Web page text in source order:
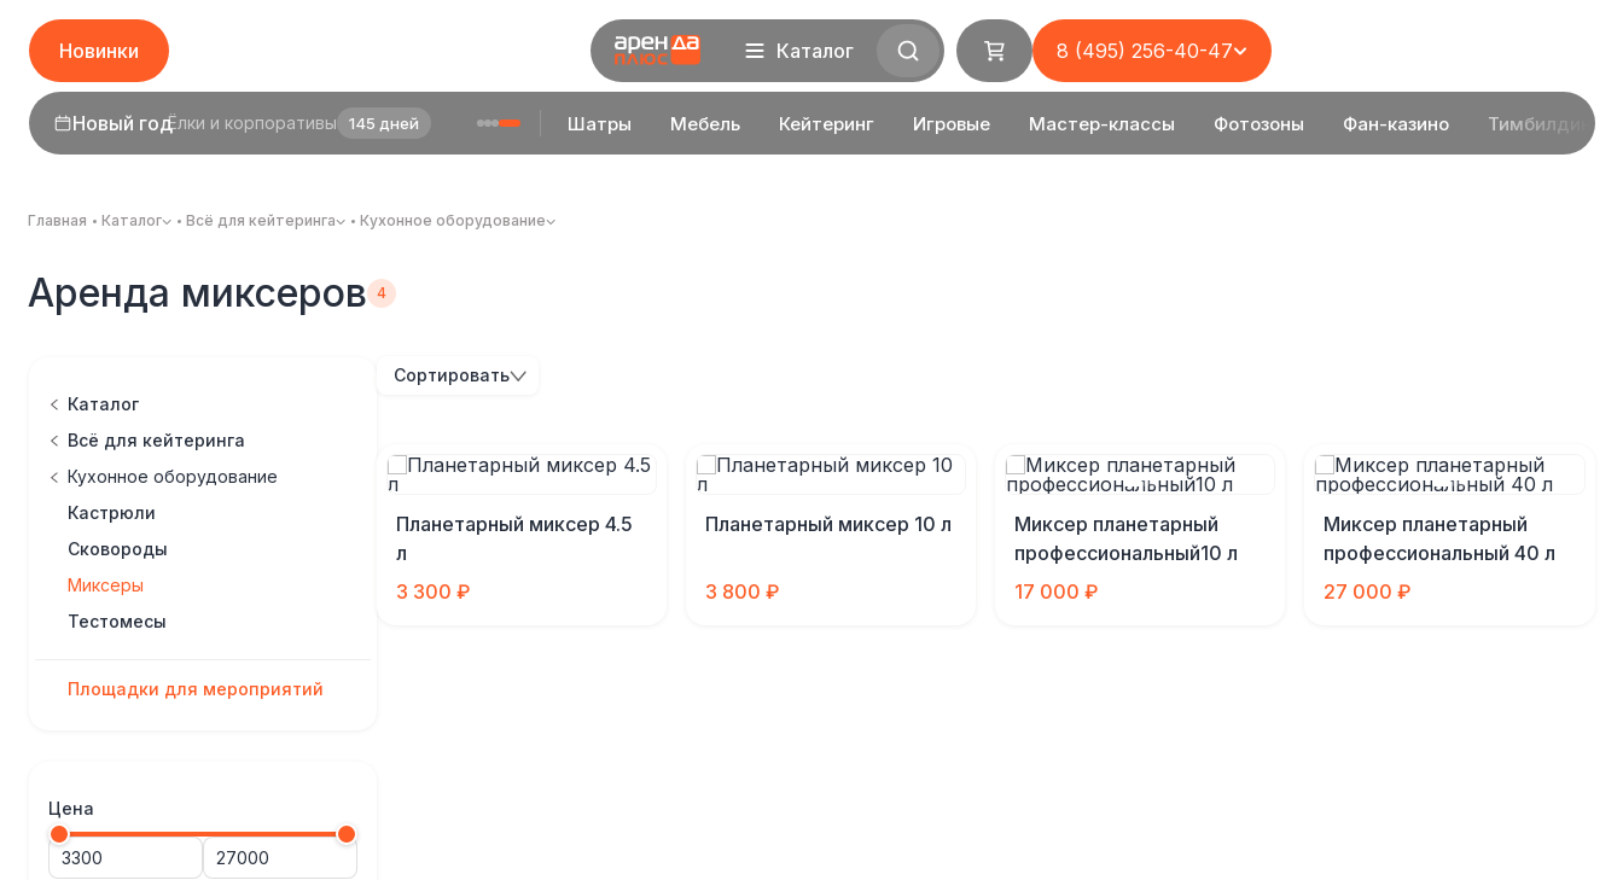
Новинки
1 сентябряДень знаний 23 дня
Новый год
Шатры Мебель Кейтеринг Игровые Мастер-классы Фотозоны Фан-казино Тимбилдинг
Каталог 8 (495) 256-40-47
Главная Каталог Всё для кейтеринга Кухонное оборудование
Аренда миксеров
Каталог
Всё для кейтеринга
Кухонное оборудование
Кастрюли
Сковороды
Миксеры
Тестомесы
Площадки для мероприятий
Цена
Сортировать
Планетарный миксер 4.5
л
3 300 ₽
Планетарный миксер 10 л
3 800 ₽
Миксер планетарный
профессиональный10 л
17 000 ₽
Миксер планетарный
профессиональный 40 л
27 000 ₽